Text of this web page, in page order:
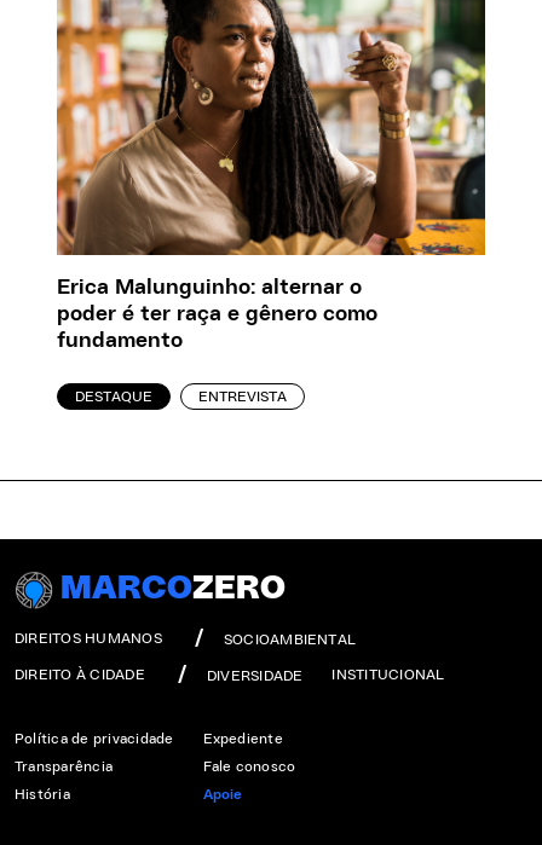
Erica Malunguinho: alternar o
poder é ter raça e gênero como
fundamento
DESTAQUE ENTREVISTA
MARCOZERO
DIREITOS HUMANOS SOCIOAMBIENTAL
DIREITO À CIDADE DIVERSIDADE INSTITUCIONAL
Política de privacidade
Transparência
História
Expediente
Fale conosco
Apoie